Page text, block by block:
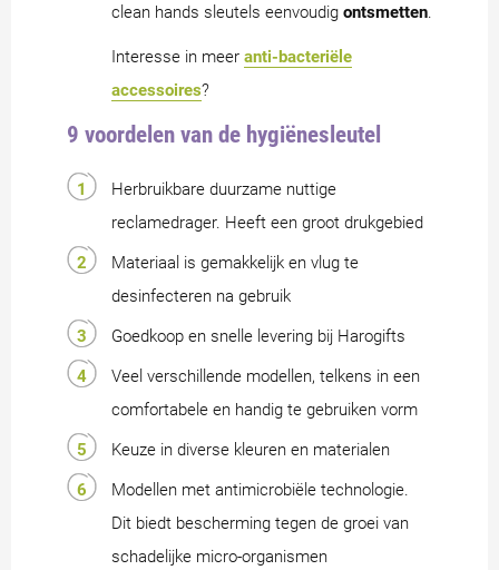
clean hands sleutels eenvoudig ontsmetten.
Interesse in meer anti-bacteriële
accessoires?
9 voordelen van de hygiënesleutel
Herbruikbare duurzame nuttige
reclamedrager. Heeft een groot drukgebied
Materiaal is gemakkelijk en vlug te
desinfecteren na gebruik
Goedkoop en snelle levering bij Harogifts
Veel verschillende modellen, telkens in een
comfortabele en handig te gebruiken vorm
Keuze in diverse kleuren en materialen
Modellen met antimicrobiële technologie.
Dit biedt bescherming tegen de groei van
schadelijke micro-organismen